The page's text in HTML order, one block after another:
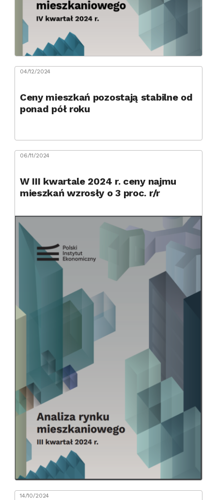
04/12/2024
Ceny mieszkań pozostają stabilne od
ponad pół roku
06/11/2024
W III kwartale 2024 r. ceny najmu
mieszkań wzrosły o 3 proc. r/r
14/10/2024